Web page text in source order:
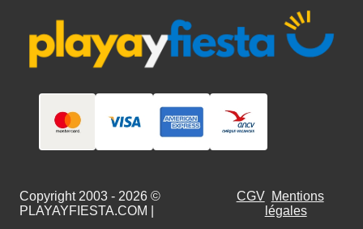
Copyright 2003 - 2026 ©
PLAYAYFIESTA.COM
CGV
Mentions
légales